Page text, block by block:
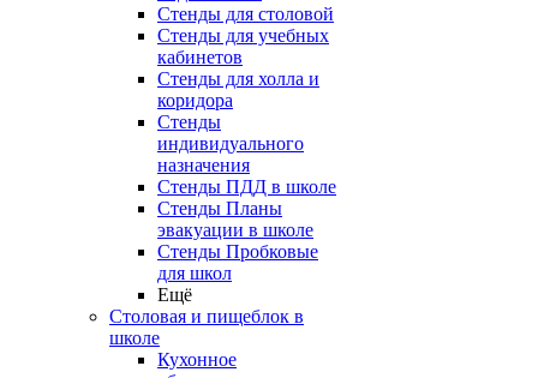
Стенды для столовой
Стенды для учебных
кабинетов
Стенды для холла и
коридора
Стенды
индивидуального
назначения
Стенды ПДД в школе
Стенды Планы
эвакуации в школе
Стенды Пробковые
для школ
Ещё
Столовая и пищеблок в
школе
Кухонное